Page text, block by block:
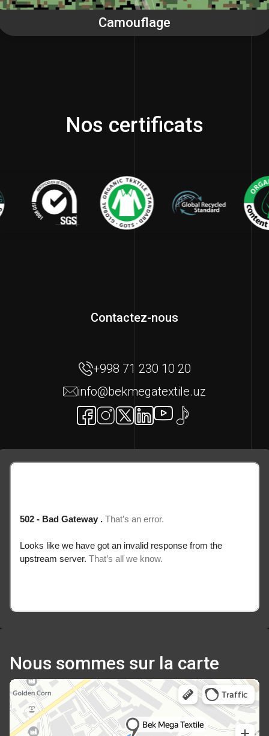
Camouflage
Nos certificats
Contactez-nous
+998 71 230 10 20
info@bekmegatextile.uz
Nous sommes sur la carte